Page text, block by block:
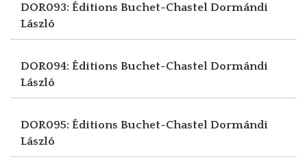
DOR093: Éditions Buchet-Chastel Dormándi
László
DOR094: Éditions Buchet-Chastel Dormándi
László
DOR095: Éditions Buchet-Chastel Dormándi
László